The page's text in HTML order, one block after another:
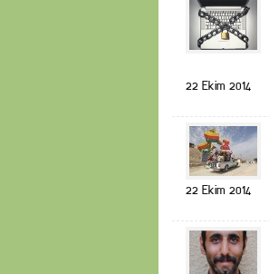
22 Ekim 2014
22 Ekim 2014